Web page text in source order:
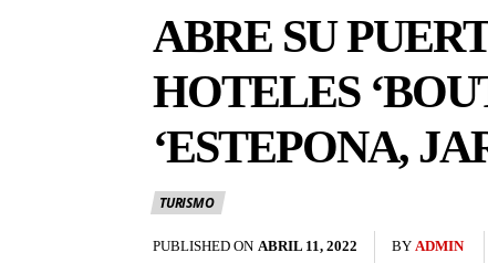
ABRE SU
HOTELES
‘ESTEPONA,
TURISMO
PUBLISHED ON ABRIL 11, 2022 BY ADMIN